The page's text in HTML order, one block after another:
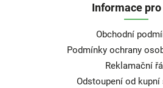
Informace pro
Obchodní
Podmínky ochrany
Reklamační
Odstoupení od kupní